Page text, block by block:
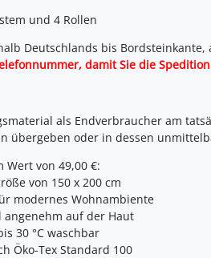
und 4 Rollen
Deutschlands bis Bordsteinkante,
damit Sie die
als Endverbraucher am
übergeben oder in dessen
Wert von 49,00 €:
von 150 x 200 cm
modernes Wohnambiente
auf der Haut
30 °C waschbar
Öko-Tex Standard 100